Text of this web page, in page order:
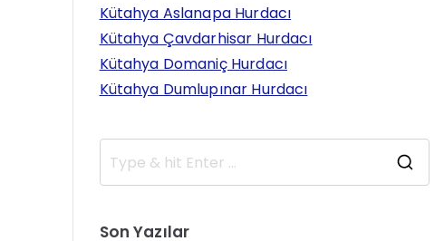
Kütahya Aslanapa Hurdacı
Kütahya Çavdarhisar Hurdacı
Kütahya Domaniç Hurdacı
Kütahya Dumlupınar Hurdacı
Son Yazılar